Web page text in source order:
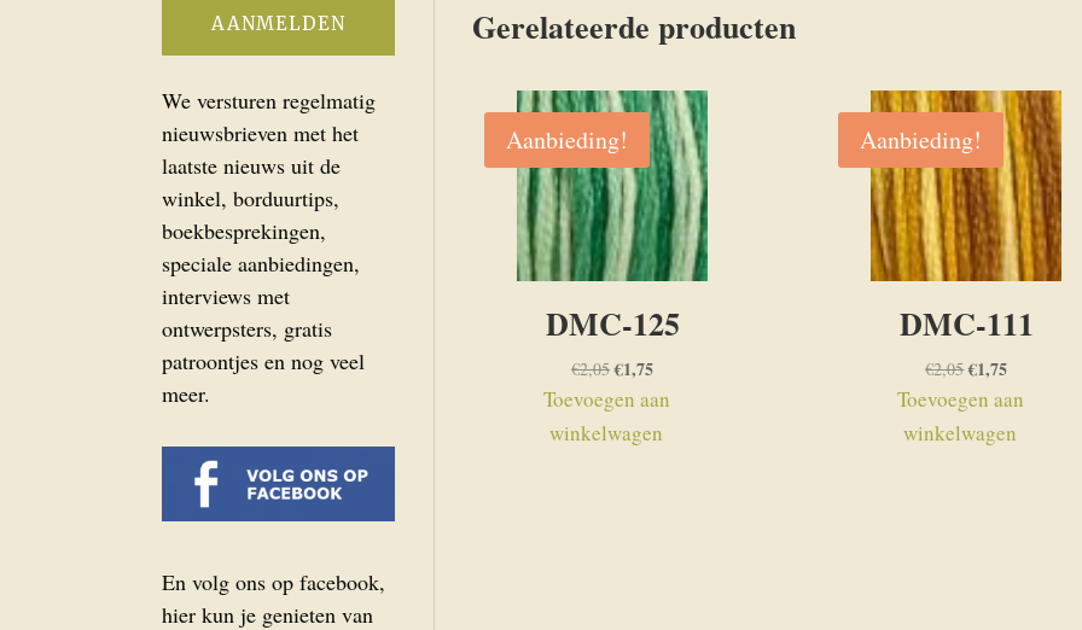
Gerelateerde producten
Aanbieding!
DMC-125
€2,05Oorspronkelijke
prijs
€2,05.
€1,75Huidige
prijs
Toevoegen aan
winkelwagen
Aanbieding!
DMC-111
€2,05Oorspronkelijke
prijs
€2,05.
€1,75Huidige
prijs
Toevoegen aan
winkelwagen
We versturen regelmatig
nieuwsbrieven met het
laatste nieuws uit de
winkel, borduurtips,
boekbesprekingen,
speciale aanbiedingen,
interviews met
ontwerpsters, gratis
patroontjes en nog veel
meer.
En volg ons op facebook,
hier kun je genieten van